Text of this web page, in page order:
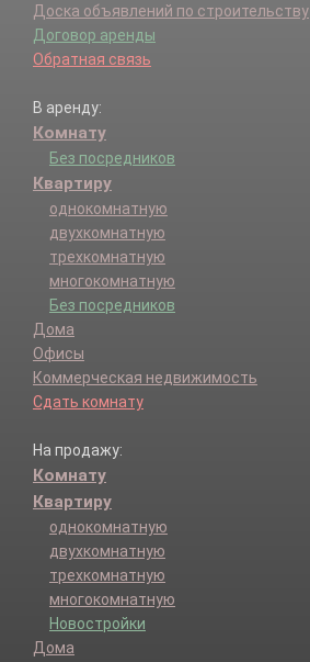
Яковлевское д.
Доска объявлений по строительству
Договор аренды
Обратная связь
В аренду:
Комнату
Без посредников
Квартиру
однокомнатную
двухкомнатную
трехкомнатную
многокомнатную
Без посредников
Дома
Офисы
Коммерческая недвижимость
Сдать комнату
На продажу:
Комнату
Квартиру
однокомнатную
двухкомнатную
трехкомнатную
многокомнатную
Новостройки
Дома